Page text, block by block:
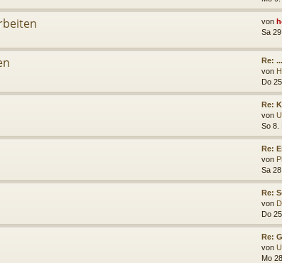
von
Sa
Re:
von
Do
Re:
von
So 8.
Re:
von
Sa
Re:
von
Do
Re:
von
Mo